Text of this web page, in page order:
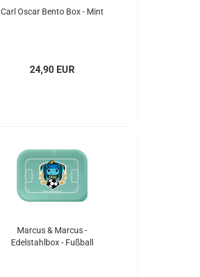
Carl Oscar Bento Box - Mint
24,90 EUR
Marcus & Marcus -
Edelstahlbox - Fußball